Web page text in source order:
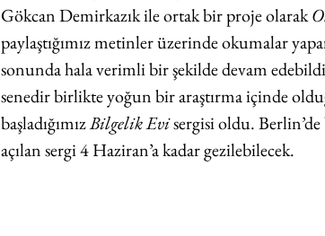
Gökcan Demirkazık ile ortak bir proje olarak
paylaştığımız metinler üzerinde okumalar
sonunda hala verimli bir şekilde devam
senedir birlikte yoğun bir araştırma içinde
başladığımız Bilgelik Evi sergisi oldu.
açılan sergi 4 Haziran’a kadar gezilebilecek.